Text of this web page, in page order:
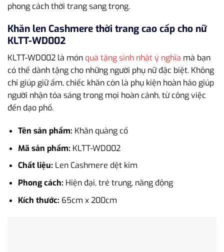
phong cách thời trang sang trọng.
Khăn len Cashmere thời trang cao cấp cho nữ
KLTT-WD002
KLTT-WD002 là món quà tặng sinh nhật ý nghĩa mà bạn
có thể dành tặng cho những người phụ nữ đặc biệt. Không
chỉ giúp giữ ấm, chiếc khăn còn là phụ kiện hoàn hảo giúp
người nhận tỏa sáng trong mọi hoàn cảnh, từ công việc
đến dạo phố.
Tên sản phẩm: Khăn quàng cổ
Mã sản phẩm: KLTT-WD002
Chất liệu: Len Cashmere dệt kim
Phong cách: Hiện đại, trẻ trung, năng động
Kích thước: 65cm x 200cm